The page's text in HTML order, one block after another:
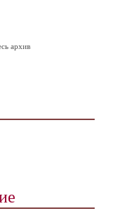
архив